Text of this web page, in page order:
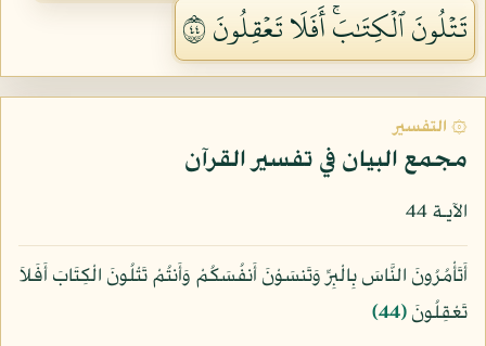
تَتۡلُونَ ٱلۡكِتَٰبَۚ أَفَلَا تَعۡقِلُونَ ٤٤
۞ التفسير
مجمع البيان في تفسير القرآن
الآيـة 44
أَتَأْمُرُونَ النَّاسَ بِالْبِرِّ وَتَنسَوْنَ أَنفُسَكُمْ وَأَنتُمْ تَتْلُونَ الْكِتَابَ أَفَلاَ
تَعْقِلُونَ﴿44﴾